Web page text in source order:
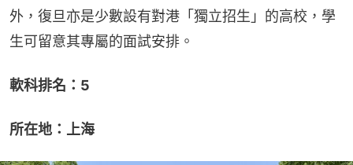
外，復旦亦是少數設有對港「獨立招生」的高校，學
生可留意其專屬的面試安排。
軟科排名：5
所在地：上海